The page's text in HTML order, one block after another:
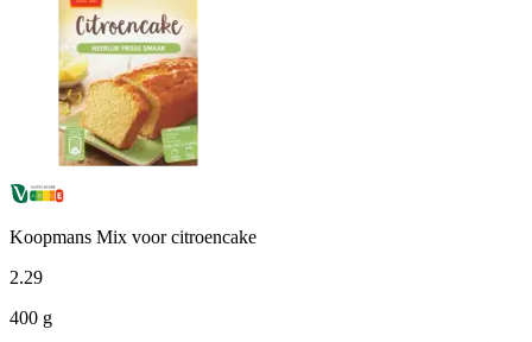
Koopmans Mix voor citroencake
2.29
400 g